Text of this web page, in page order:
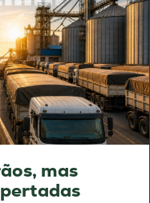
mas